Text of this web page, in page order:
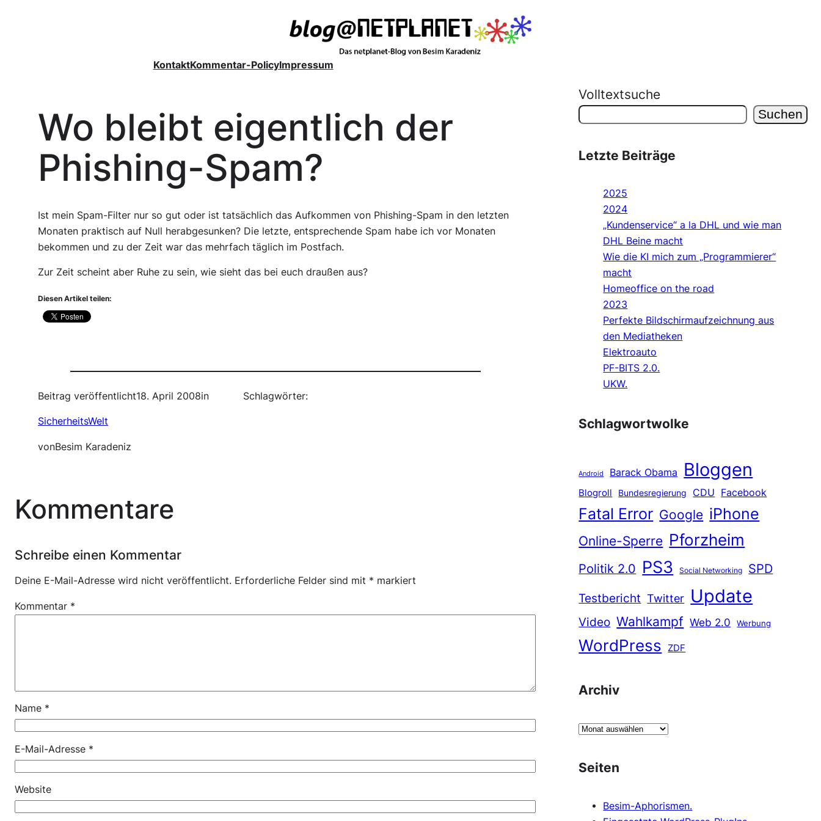
KontaktKommentar-PolicyImpressum
Wo bleibt eigentlich der
Phishing-Spam?
Ist mein Spam-Filter nur so gut oder ist tatsächlich das Aufkommen von Phishing-Spam in den letzten
Monaten praktisch auf Null herabgesunken? Die letzte, entsprechende Spam habe ich vor Monaten
bekommen und zu der Zeit war das mehrfach täglich im Postfach.
Zur Zeit scheint aber Ruhe zu sein, wie sieht das bei euch draußen aus?
Diesen Artikel teilen:
Beitrag veröffentlicht18. April 2008in
SicherheitsWelt
vonBesim Karadeniz
Schlagwörter:
Kommentare
Schreibe einen Kommentar
Deine E-Mail-Adresse wird nicht veröffentlicht. Erforderliche Felder sind mit * markiert
Kommentar *
Name *
E-Mail-Adresse *
Website
Volltextsuche
Suchen
Letzte Beiträge
2025
2024
„Kundenservice“ a la DHL und wie man
DHL Beine macht
Wie die KI mich zum „Programmierer“
macht
Homeoffice on the road
2023
Perfekte Bildschirmaufzeichnung aus
den Mediatheken
Elektroauto
PF-BITS 2.0.
UKW.
Schlagwortwolke
Android Barack Obama Bloggen
Blogroll Bundesregierung CDU Facebook
Fatal Error Google iPhone
Online-Sperre Pforzheim
Politik 2.0 PS3 Social Networking
SPD
Testbericht Twitter Update
Video Wahlkampf Web 2.0 Werbung
WordPress ZDF
Archiv
A
h
Seiten
Besim-Aphorismen.